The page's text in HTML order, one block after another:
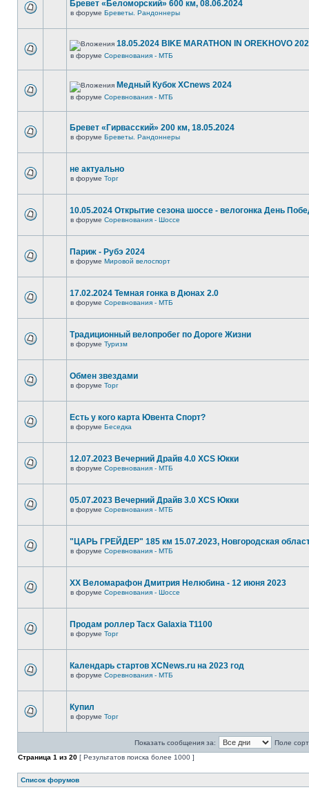
Бревет «Беломорский» 600 км, 08.06.2024
в форуме Бреветы. Рандоннеры
18.05.2024 BIKE MARATHON IN OREKHOVO
в форуме Соревнования - МТБ
Медный Кубок XCnews 2024
в форуме Соревнования - МТБ
Бревет «Гирвасский» 200 км, 18.05.2024
в форуме Бреветы. Рандоннеры
не актуально
в форуме Торг
10.05.2024 Открытие сезона шоссе - велогонка День
в форуме Соревнования - Шоссе
Париж - Рубэ 2024
в форуме Мировой велоспорт
17.02.2024 Темная гонка в Дюнах 2.0
в форуме Соревнования - МТБ
Традиционный велопробег по Дороге Жизни
в форуме Туризм
Обмен звездами
в форуме Торг
Есть у кого карта Ювента Спорт?
в форуме Беседка
12.07.2023 Вечерний Драйв 4.0 XCS Юкки
в форуме Соревнования - МТБ
05.07.2023 Вечерний Драйв 3.0 XCS Юкки
в форуме Соревнования - МТБ
"ЦАРЬ ГРЕЙДЕР" 185 км 15.07.2023, Новгородская
в форуме Соревнования - МТБ
XX Веломарафон Дмитрия Нелюбина - 12 июня 2023
в форуме Соревнования - Шоссе
Продам роллер Tacx Galaxia T1100
в форуме Торг
Календарь стартов XCNews.ru на 2023 год
в форуме Соревнования - МТБ
Купил
в форуме Торг
Показать сообщения за:
Поле
Страница 1 из 20 [ Результатов поиска более 1000 ]
Список форумов